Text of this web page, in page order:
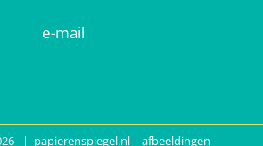
e-mail
| papierenspiegel.nl | afbeeldingen